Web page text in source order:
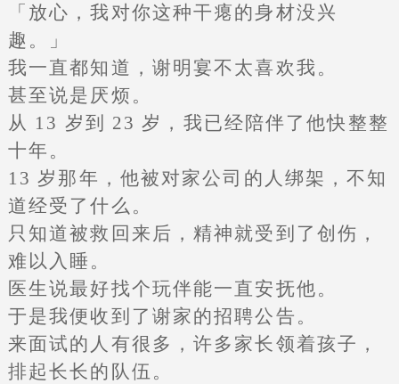
「放心，我对你这种干瘪的身材没兴
趣。」
我一直都知道，谢明宴不太喜欢我。
甚至说是厌烦。
从 13 岁到 23 岁，我已经陪伴了他快整整
十年。
13 岁那年，他被对家公司的人绑架，不知
道经受了什么。
只知道被救回来后，精神就受到了创伤，
难以入睡。
医生说最好找个玩伴能一直安抚他。
于是我便收到了谢家的招聘公告。
来面试的人有很多，许多家长领着孩子，
排起长长的队伍。